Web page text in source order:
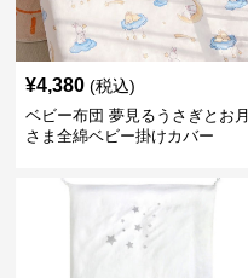
¥4,380 (税込)
ベビー布団 夢見るうさぎとお月
さま全綿ベビー掛けカバー